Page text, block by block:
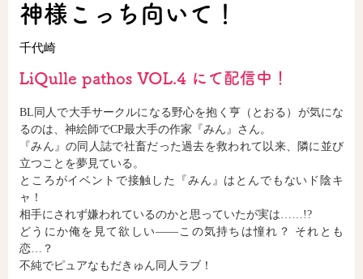
リキューレ
コミックパルフェ
神様こっち向いて！
千代崎
LiQulle pathos VOL.4 にて配信中！
BL同人で大手サークルになる野心を抱く亨（とおる）が気にな
るのは、神絵師でCP最大手の作家『みん』さん。
『みん』の同人誌で社畜だった過去を救われて以来、隣に並び
立つことを夢見ている。
ところがイベントで接触した『みん』はとんでもないド陰キ
ャ！
相手にされず嫌われているのかと思っていたが実は……!?
どうにか俺を見て欲しい――この気持ちは憧れ？ それとも
恋…？
不純でピュアなもだきゅん同人ラブ！